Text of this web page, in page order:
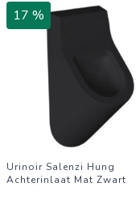
17 %
Urinoir Salenzi Hung
Achterinlaat Mat Zwart